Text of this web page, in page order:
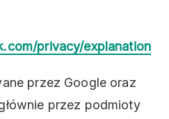
privacy/explanation
przez Google oraz
przez podmioty